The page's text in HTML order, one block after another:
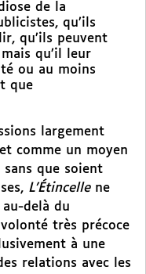
de la
qu’ils
qu’ils peuvent
qu’il leur
ou au moins
que
largement
comme un moyen
que soient
L’Étincelle ne
au-delà du
très précoce
à une
relations avec les